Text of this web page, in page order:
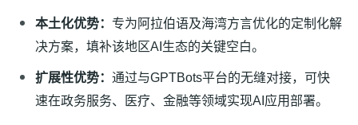
本土化优势： 专为阿拉伯语及海湾方言优化的定制化解
决方案，填补该地区AI生态的关键空白。
扩展性优势： 通过与GPTBots平台的无缝对接，可快
速在政务服务、医疗、金融等领域实现AI应用部署。